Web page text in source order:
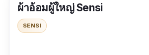
รีวิวจากผู้ซื้อ :
ยอดเยี่ยม คุ้มค่าเงิน
ดี
ผ้าอ้อมผู้ใหญ่ Sensi
SENSI